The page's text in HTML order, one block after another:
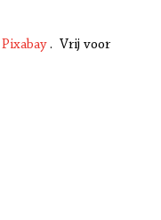
Pixabay. Vrij voor